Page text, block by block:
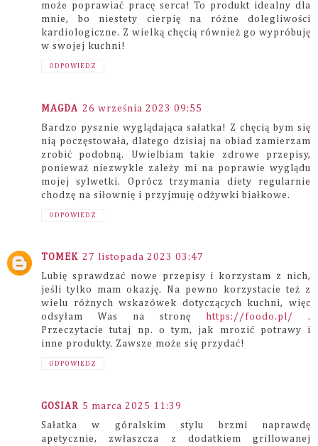
może poprawiać pracę serca! To produkt idealny dla
mnie, bo niestety cierpię na różne dolegliwości
kardiologiczne. Z wielką chęcią również go wypróbuję
w swojej kuchni!
ODPOWIEDZ
MAGDA 26 września 2023 09:55
Bardzo pysznie wyglądająca sałatka! Z chęcią bym się
nią poczęstowała, dlatego dzisiaj na obiad zamierzam
zrobić podobną. Uwielbiam takie zdrowe przepisy,
ponieważ niezwykle zależy mi na poprawie wyglądu
mojej sylwetki. Oprócz trzymania diety regularnie
chodzę na siłownię i przyjmuję odżywki białkowe.
ODPOWIEDZ
TOMEK 27 listopada 2023 03:47
Lubię sprawdzać nowe przepisy i korzystam z nich,
jeśli tylko mam okazję. Na pewno korzystacie też z
wielu różnych wskazówek dotyczących kuchni, więc
odsyłam Was na stronę https://foodo.pl/
.
Przeczytacie tutaj np. o tym, jak mrozić potrawy i
inne produkty. Zawsze może się przydać!
ODPOWIEDZ
GOSIAR 5 marca 2025 11:39
Sałatka w góralskim stylu brzmi naprawdę
apetycznie, zwłaszcza z dodatkiem grillowanej